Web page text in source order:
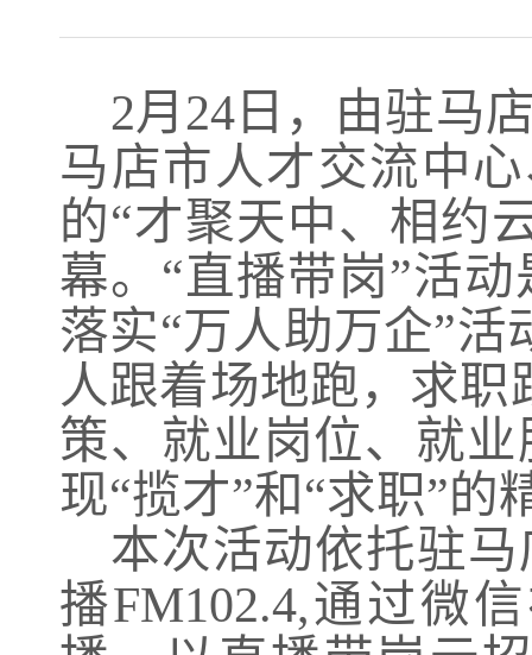
2月24日，由驻马
马店市人才交流中
的“才聚天中、相约
幕。“直播带岗”活
落实“万人助万企”
人跟着场地跑，求
策、就业岗位、就
现“揽才”和“求职”的
本次活动依托驻
播FM102.4,通过微